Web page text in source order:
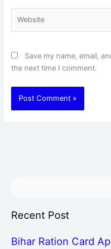
Save my name, email,
the next time I comment.
Recent Post
Bihar Ration Card